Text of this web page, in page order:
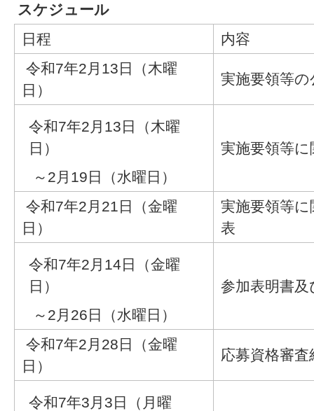
スケジュール
日程
内容
令和7年2月13日（木曜
日）
実施要領等の
令和7年2月13日（木曜
日）
～2月19日（水曜日）
実施要領等
令和7年2月21日（金曜
日）
実施要領等
表
令和7年2月14日（金曜
日）
～2月26日（水曜日）
参加表明書
令和7年2月28日（金曜
日）
応募資格審
令和7年3月3日（月曜